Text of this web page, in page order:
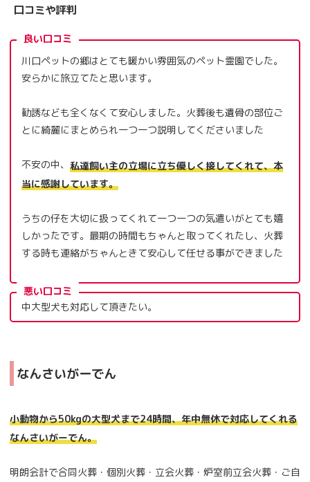
口コミや評判
良い口コミ
川口ペットの郷はとても暖かい雰囲気のペット霊園でした。
安らかに旅立てたと思います。
勧誘なども全くなくて安心しました。火葬後も遺骨の部位ご
とに綺麗にまとめられ一つ一つ説明してくださいました
不安の中、 私達飼い主の立場に立ち優しく接してくれて、本
当に感謝しています。
うちの仔を大切に扱ってくれて一つ一つの気遣いがとても嬉
しかったです。最期の時間もちゃんと取ってくれたし、火葬
する時も連絡がちゃんときて安心して任せる事ができました
悪い口コミ
中大型犬も対応して頂きたい。
なんさいがーでん
小動物から50kgの大型犬まで24時間、年中無休で対応してくれる
なんさいがーでん。
明朗会計で合同火葬・個別火葬・立会火葬・炉室前立会火葬・ご自